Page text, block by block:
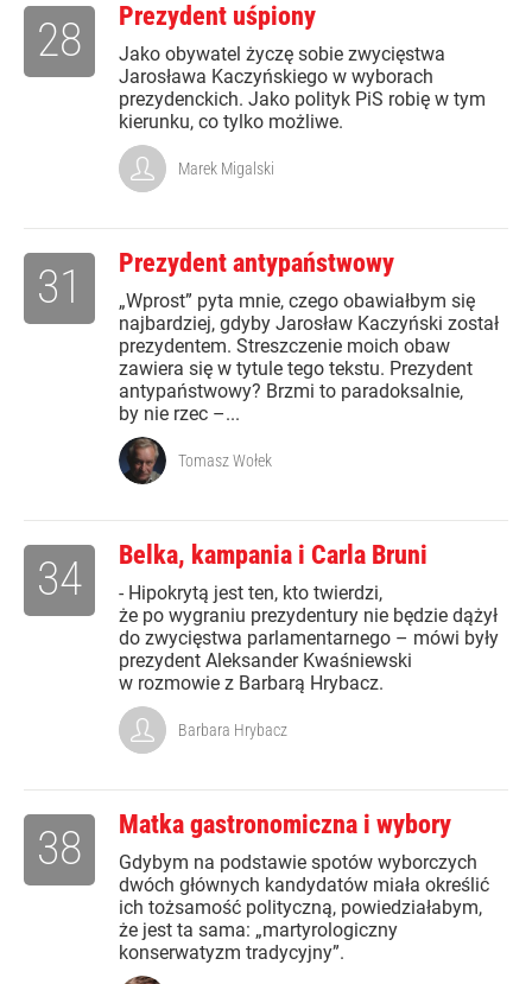
Prezydent uśpiony
Jako obywatel życzę sobie zwycięstwa
Jarosława Kaczyńskiego w wyborach
prezydenckich. Jako polityk PiS robię w tym
kierunku, co tylko możliwe.
28
Marek Migalski
Prezydent antypaństwowy
„Wprost” pyta mnie, czego obawiałbym się
najbardziej, gdyby Jarosław Kaczyński został
prezydentem. Streszczenie moich obaw
zawiera się w tytule tego tekstu. Prezydent
antypaństwowy? Brzmi to paradoksalnie,
by nie rzec –...
31
Tomasz Wołek
Belka, kampania i Carla Bruni
- Hipokrytą jest ten, kto twierdzi,
że po wygraniu prezydentury nie będzie dążył
do zwycięstwa parlamentarnego – mówi były
prezydent Aleksander Kwaśniewski
w rozmowie z Barbarą Hrybacz.
34
Barbara Hrybacz
Matka gastronomiczna i wybory
Gdybym na podstawie spotów wyborczych
dwóch głównych kandydatów miała określić
ich tożsamość polityczną, powiedziałabym,
że jest ta sama: „martyrologiczny
konserwatyzm tradycyjny”.
38